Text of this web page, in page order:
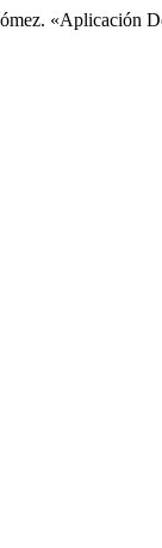
«Aplicación